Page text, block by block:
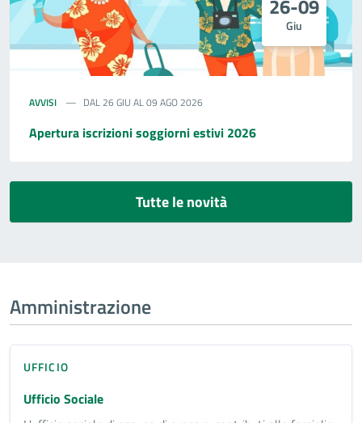
26-09
Giu
AVVISI DAL 26 GIU AL 09 AGO 2026
Apertura iscrizioni soggiorni estivi 2026
Tutte le novità
Amministrazione
UFFICIO
Ufficio Sociale